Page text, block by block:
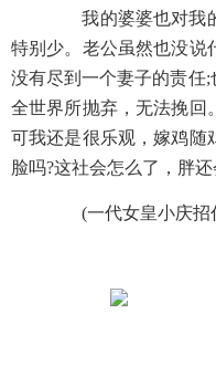
我的婆婆也对我的
特别少。老公虽然也没说
没有尽到一个妻子的责任
全世界所抛弃，无法挽回
可我还是很乐观，嫁鸡随
脸吗?这社会怎么了，胖
(一代女皇小庆招